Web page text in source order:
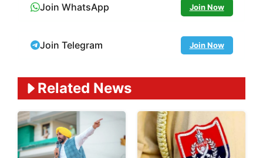
Join WhatsApp Join Now
Join Telegram Join Now
Related News